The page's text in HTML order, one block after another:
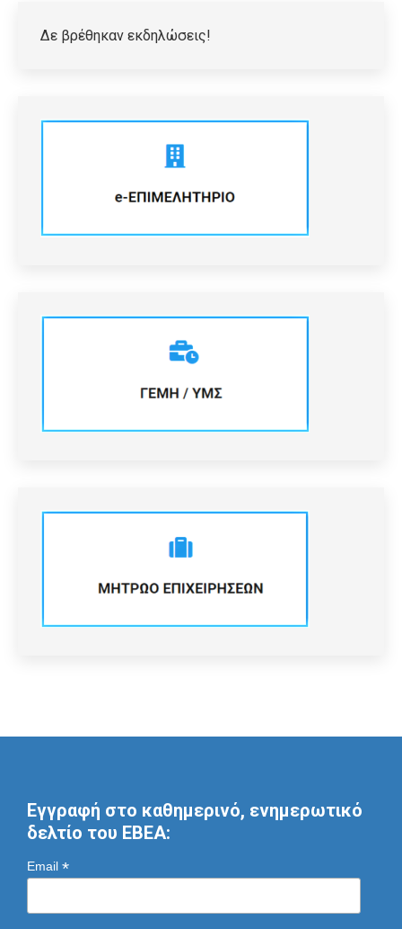
Δε βρέθηκαν εκδηλώσεις!
Εγγραφή στο καθημερινό, ενημερωτικό
δελτίο του ΕΒΕΑ:
Email *